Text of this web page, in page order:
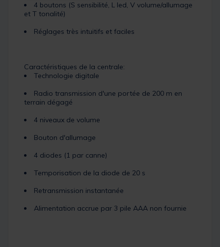
4 boutons (S sensibilité, L led, V volume/allumage
et T tonalité)
Réglages très intuitifs et faciles
Caractéristiques de la centrale:
Technologie digitale
Radio transmission d'une portée de 200 m en
terrain dégagé
4 niveaux de volume
Bouton d'allumage
4 diodes (1 par canne)
Temporisation de la diode de 20 s
Retransmission instantanée
Alimentation accrue par 3 pile AAA non fournie